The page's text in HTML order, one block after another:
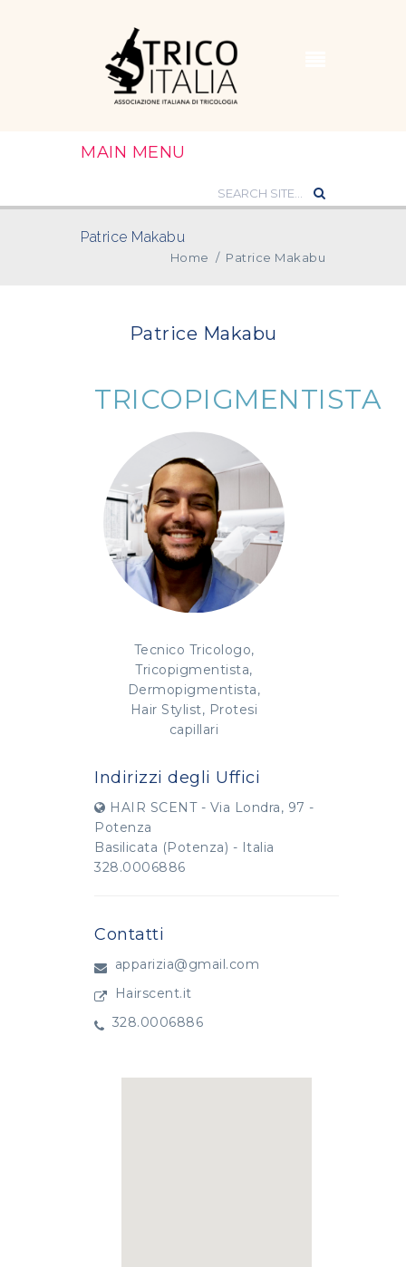
MAIN MENU
Patrice Makabu
Home / Patrice Makabu
Patrice Makabu
TRICOPIGMENTISTA
Tecnico Tricologo,
Tricopigmentista,
Dermopigmentista,
Hair Stylist, Protesi
capillari
Indirizzi degli Uffici
HAIR SCENT - Via Londra, 97 -
Potenza
Basilicata (Potenza) - Italia
328.0006886
Contatti
apparizia@gmail.com
Hairscent.it
328.0006886